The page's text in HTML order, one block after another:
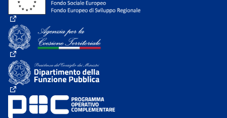
(External link)
(External link)
(External link)